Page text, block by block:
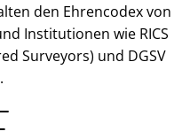
den Ehrencodex von
Institutionen wie RICS
Surveyors) und DGSV